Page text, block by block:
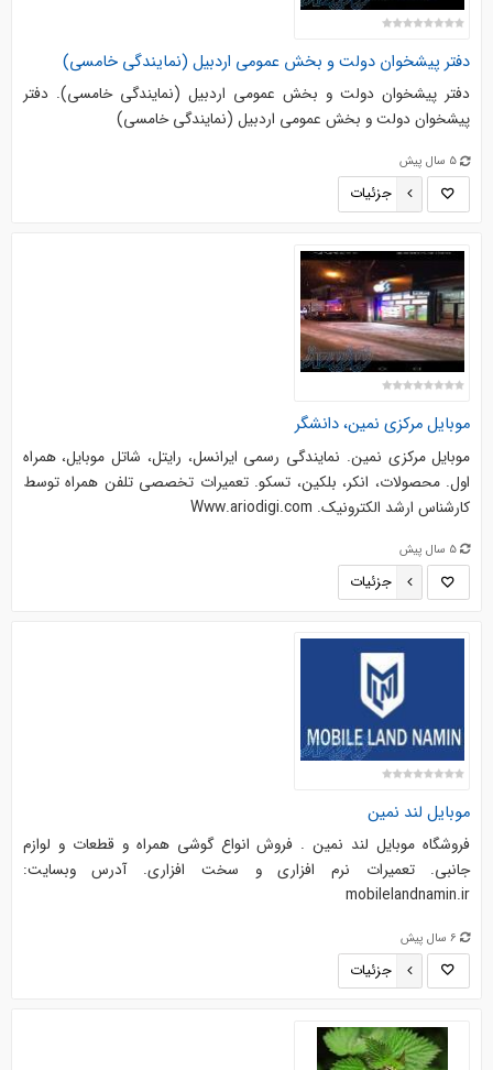
دفتر پیشخوان دولت و بخش عمومی اردبیل (نمایندگی خامسی)
دفتر پیشخوان دولت و بخش عمومی اردبیل (نمایندگی خامسی). دفتر
پیشخوان دولت و بخش عمومی اردبیل (نمایندگی خامسی)
5 سال پیش
جزئیات
موبایل مرکزی نمین، دانشگر
موبایل مرکزی نمین. نمایندگی رسمی ایرانسل، رایتل، شاتل موبایل، همراه
اول. محصولات، انکر، بلکین، تسکو. تعمیرات تخصصی تلفن همراه توسط
کارشناس ارشد الکترونیک. Www.ariodigi.com
5 سال پیش
جزئیات
موبایل لند نمین
فروشگاه موبایل لند نمین . فروش انواع گوشی همراه و قطعات و لوازم
جانبی. تعمیرات نرم افزاری و سخت افزاری. آدرس وبسایت:
mobilelandnamin.ir
6 سال پیش
جزئیات